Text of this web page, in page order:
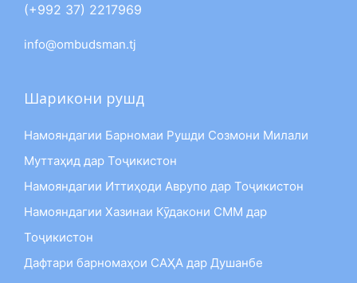
(+992 37) 2217969
info@ombudsman.tj
Шарикони рушд
Намояндагии Барномаи Рушди Созмони Милали
Муттаҳид дар Тоҷикистон
Намояндагии Иттиҳоди Аврупо дар Тоҷикистон
Намояндагии Хазинаи Кӯдакони СММ дар
Тоҷикистон
Дафтари барномаҳои САҲА дар Душанбе